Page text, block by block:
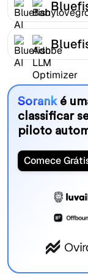
Sorank é
classificar
piloto
Comece